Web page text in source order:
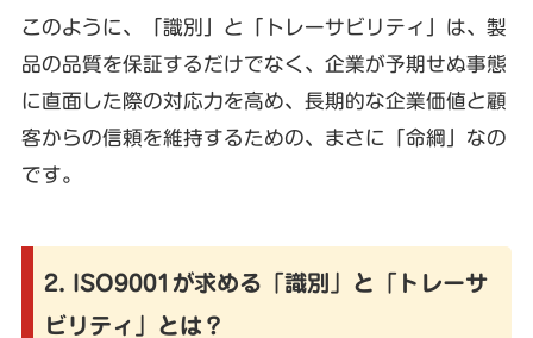
このように、「識別」と「トレーサビリティ」は、製
品の品質を保証するだけでなく、企業が予期せぬ事態
に直面した際の対応力を高め、長期的な企業価値と顧
客からの信頼を維持するための、まさに「命綱」なの
です。
2. ISO9001が求める「識別」と「トレーサ
ビリティ」とは？